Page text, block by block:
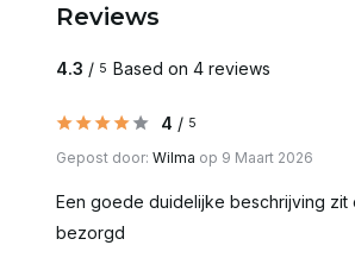
Reviews
4.3 / 5 Based on 4 reviews
4 / 5
Gepost door: Wilma op 9 Maart 2026
Een goede duidelijke beschrijving zit
bezorgd